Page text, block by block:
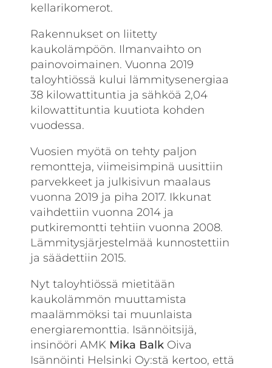
kellarikomerot.
Rakennukset on liitetty
kaukolämpöön. Ilmanvaihto on
painovoimainen. Vuonna 2019
taloyhtiössä kului lämmitysenergiaa
38 kilowatti­tuntia ja sähköä 2,04
kilowattituntia kuutiota kohden
vuodessa.
Vuosien myötä on tehty paljon
remontteja, viimeisimpinä uusittiin
parvekkeet ja julkisivun maalaus
vuonna 2019 ja piha 2017. Ikkunat
vaihdettiin vuonna 2014 ja
putkiremontti tehtiin vuonna 2008.
Lämmitysjärjestelmää kunnostettiin
ja säädettiin 2015.
Nyt taloyhtiössä mietitään
kaukolämmön muuttamista
maalämmöksi tai muunlaista
energiaremonttia. Isännöitsijä,
insinööri AMK Mika Balk Oiva
Isännöinti Helsinki Oy:stä kertoo, että